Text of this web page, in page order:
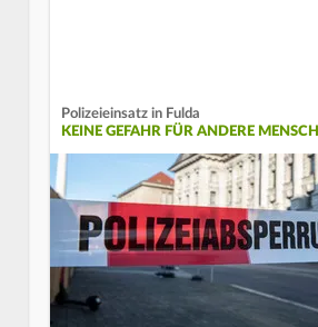
Polizeieinsatz in Fulda
KEINE GEFAHR FÜR ANDERE